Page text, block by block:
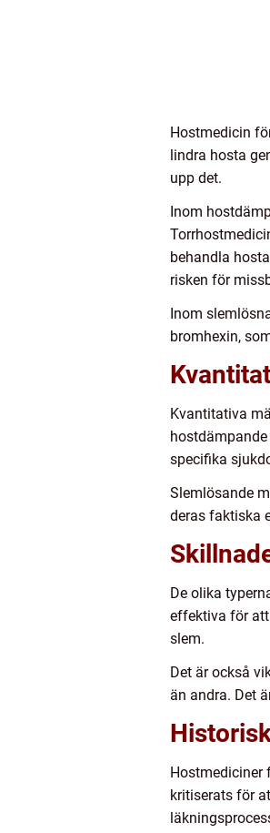
Hostmedicin
lindra hosta
upp det.
Inom
behandla
risken för
Inom
bromhexin,
Kvantitativa
specifika
Slemlösande
deras faktiska
De olika
effektiva för
slem.
Det är också
än andra. Det
Hostmediciner
kritiserats för